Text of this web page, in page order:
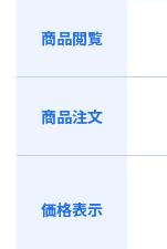
商品閲覧
商品注文
価格表示